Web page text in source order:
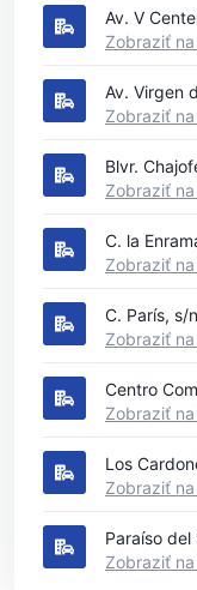
Av. V
Zobraziť
Av. Virgen
Zobraziť
Blvr.
Zobraziť
C. la
Zobraziť
C. París, s/n
Zobraziť
Centro
Zobraziť
Los
Zobraziť
Paraíso del
Zobraziť